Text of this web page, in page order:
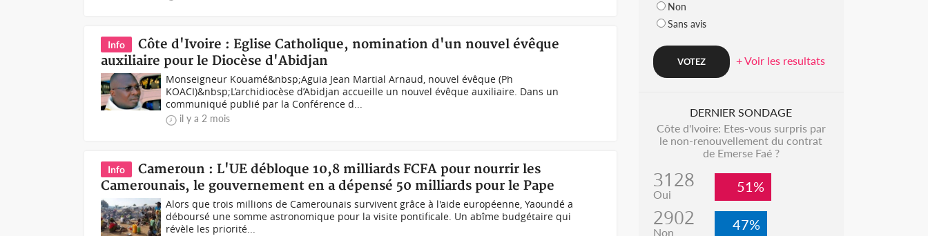
Info
Côte d'Ivoire : Eglise Catholique, nomination d'un nouvel évêque
auxiliaire pour le Diocèse d'Abidjan
Monseigneur Kouamé&nbsp;Aguia Jean Martial Arnaud, nouvel évêque (Ph
KOACI)&nbsp;L’archidiocèse d’Abidjan accueille un nouvel évêque auxiliaire. Dans un
communiqué publié par la Conférence d...
il y a 2 mois
Info
Cameroun : L'UE débloque 10,8 milliards FCFA pour nourrir les
Camerounais, le gouvernement en a dépensé 50 milliards pour le Pape
Alors que trois millions de Camerounais survivent grâce à l'aide européenne, Yaoundé a
déboursé une somme astronomique pour la visite pontificale. Un abîme budgétaire qui
révèle les priorité...
Non
Sans avis
+ Voir les resultats
DERNIER SONDAGE
Côte d'Ivoire: Etes-vous surpris par
le non-renouvellement du contrat
de Emerse Faé ?
3128
Oui 51%
2902
Non 47%